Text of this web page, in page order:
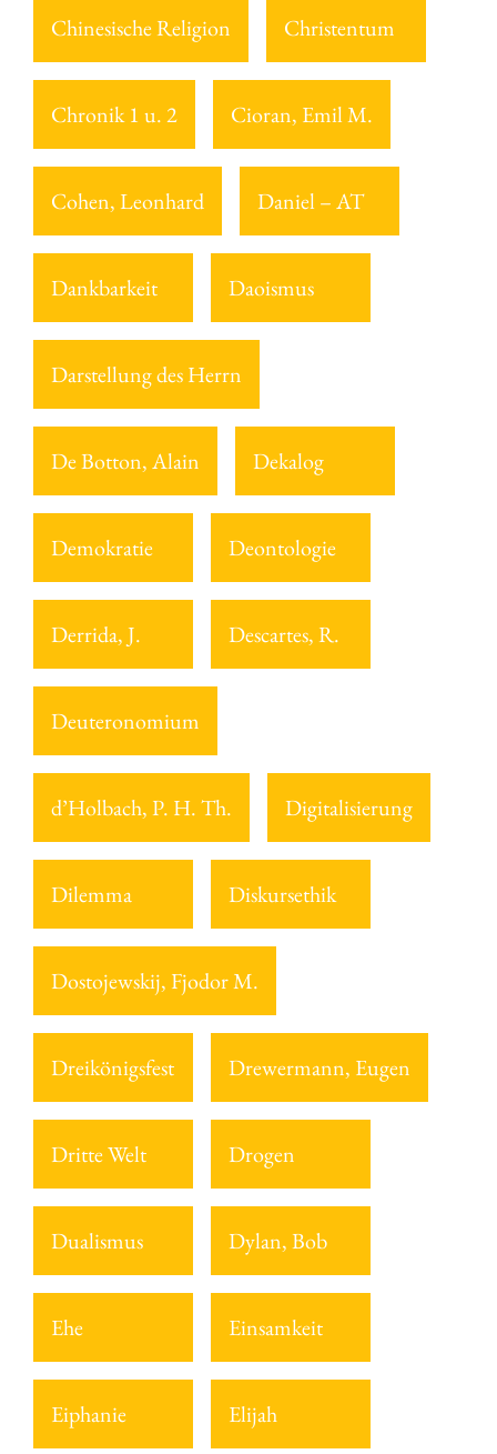
Chinesische Religion Christentum
Chronik 1 u. 2 Cioran, Emil M.
Cohen, Leonhard Daniel – AT
Dankbarkeit Daoismus
Darstellung des Herrn
De Botton, Alain Dekalog
Demokratie Deontologie
Derrida, J. Descartes, R.
Deuteronomium
d’Holbach, P. H. Th. Digitalisierung
Dilemma Diskursethik
Dostojewskij, Fjodor M.
Dreikönigsfest Drewermann, Eugen
Dritte Welt Drogen
Dualismus Dylan, Bob
Ehe Einsamkeit
Eiphanie Elijah